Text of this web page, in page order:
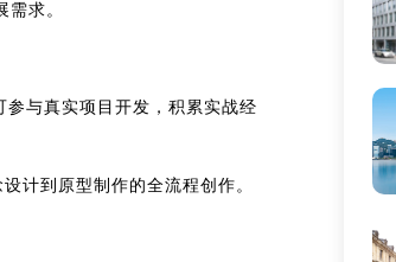
求。
与真实项目开发，积累实战经
计到原型制作的全流程创作。